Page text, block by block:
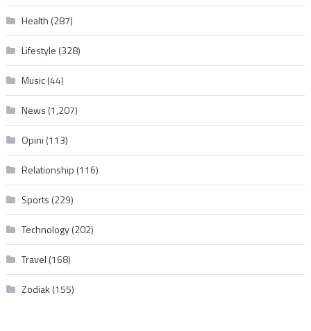
Health (287)
Lifestyle (328)
Music(44)
News (1,207)
Opini (113)
Relationship (116)
Sports (229)
Technology(202)
Travel (168)
Zodiak (155)